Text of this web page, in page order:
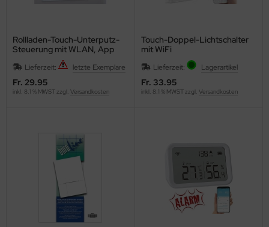
Rollladen-Touch-Unterputz-
Steuerung mit WLAN, App
und Sprachsteuerung
Lieferzeit: letzte Exemplare
Fr. 29.95
inkl. 8.1 % MWST zzgl. Versandkosten
Touch-Doppel-Lichtschalter
mit WiFi
Lieferzeit: Lagerartikel
Fr. 33.95
inkl. 8.1 % MWST zzgl. Versandkosten